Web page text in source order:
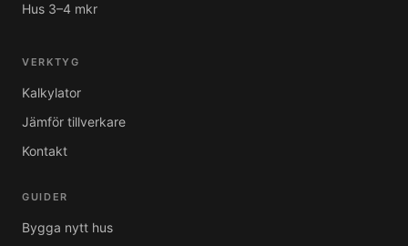
Hus 3–4 mkr
VERKTYG
Kalkylator
Jämför tillverkare
Kontakt
GUIDER
Bygga nytt hus